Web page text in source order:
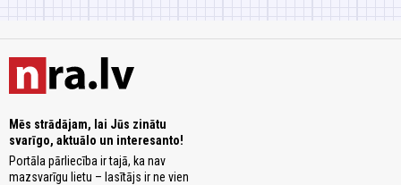
Mēs strādājam, lai Jūs zinātu
svarīgo, aktuālo un interesanto!
Portāla pārliecība ir tajā, ka nav
mazsvarīgu lietu – lasītājs ir ne vien